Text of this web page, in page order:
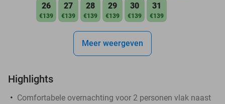
26
€139
27
€139
28
€139
29
€139
30
€139
31
€139
Meer weergeven
Highlights
Comfortabele overnachting voor 2 personen vlak naast